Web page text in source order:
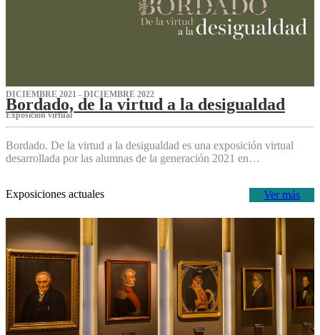
DICIEMBRE 2021 - DICIEMBRE 2022
Bordado, de la virtud a la desigualdad
Exposición virtual‌
Bordado. De la virtud a la desigualdad es una exposición virtual
desarrollada por las alumnas de la generación 2021 en…
Ver más
Exposiciones actuales